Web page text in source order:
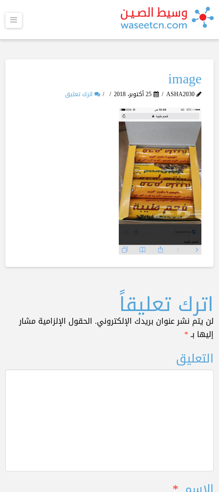
image
ASHA2030 25 أكتوبر، 2018 اترك تعليق
اترك تعليقاً
لن يتم نشر عنوان بريدك الإلكتروني. الحقول الإلزامية مشار
إليها بـ*
التعليق